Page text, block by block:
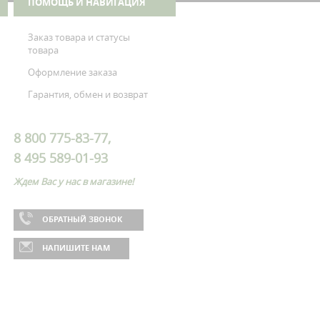
Заказ товара и статусы
товара
Оформление заказа
Гарантия, обмен и возврат
8 800 775-83-77,
8 495 589-01-93
Ждем Вас у нас в магазине!
ОБРАТНЫЙ ЗВОНОК
НАПИШИТЕ НАМ